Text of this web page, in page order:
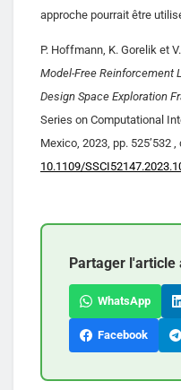
approche pourrait être
P. Hoffmann, K. Gorelik et
Model-Free Reinforcement
Design Space Exploration
Series on Computational
Mexico, 2023, pp. 525’532 ,
10.1109/
Partager l'article
WhatsApp
Facebook